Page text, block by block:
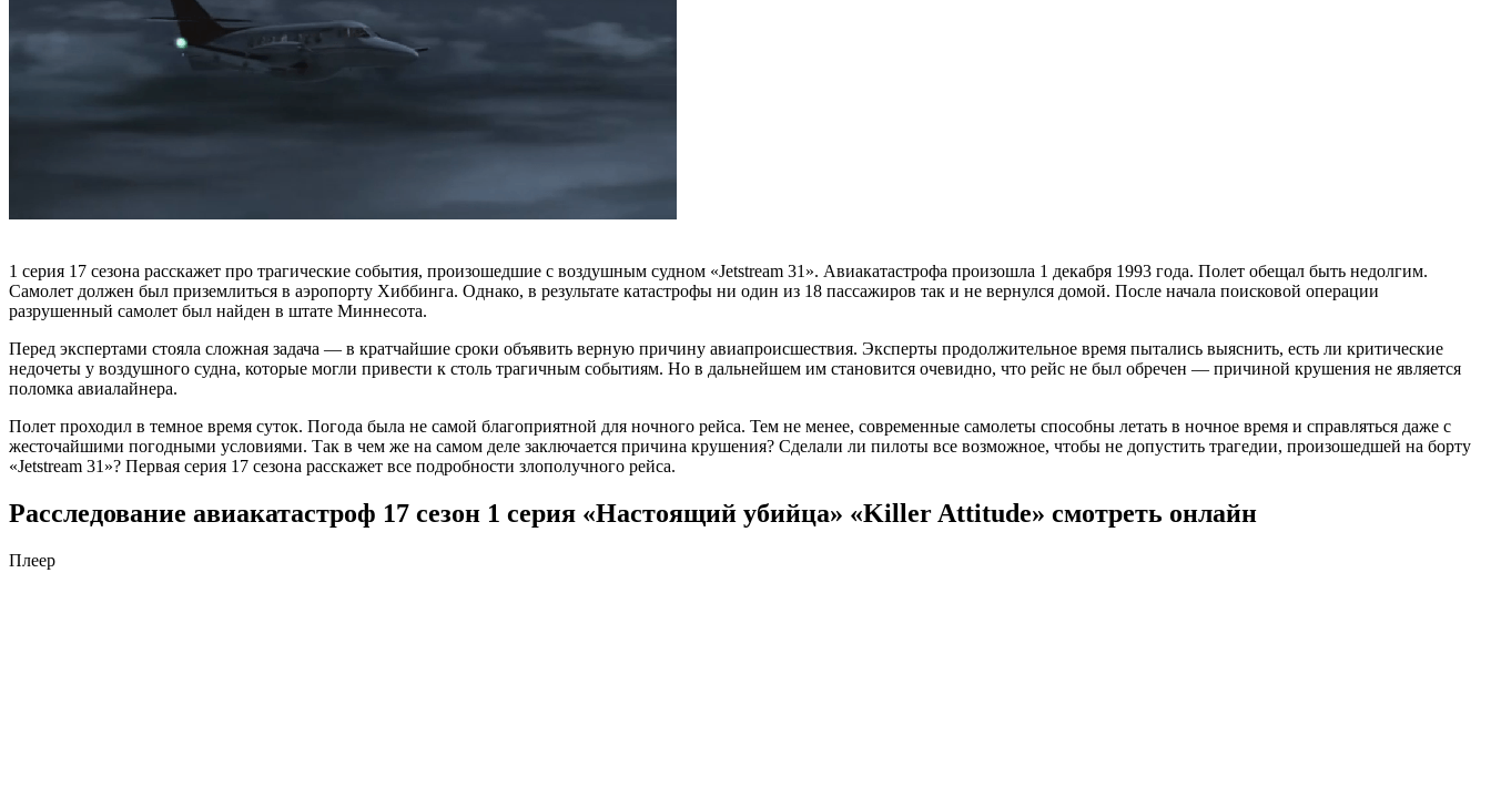
1 серия 17 сезона расскажет про трагические события, произошедшие с воздушным судном «Jetstream 31». Авиакатастрофа произошла 1 декабря 1993 года. Полет обещал быть недолгим.
Самолет должен был приземлиться в аэропорту Хиббинга. Однако, в результате катастрофы ни один из 18 пассажиров так и не вернулся домой. После начала поисковой операции
разрушенный самолет был найден в штате Миннесота.
Перед экспертами стояла сложная задача — в кратчайшие сроки объявить верную причину авиапроисшествия. Эксперты продолжительное время пытались выяснить, есть ли критические
недочеты у воздушного судна, которые могли привести к столь трагичным событиям. Но в дальнейшем им становится очевидно, что рейс не был обречен — причиной крушения не является
поломка авиалайнера.
Полет проходил в темное время суток. Погода была не самой благоприятной для ночного рейса. Тем не менее, современные самолеты способны летать в ночное время и справляться даже с
жесточайшими погодными условиями. Так в чем же на самом деле заключается причина крушения? Сделали ли пилоты все возможное, чтобы не допустить трагедии, произошедшей на борту
«Jetstream 31»? Первая серия 17 сезона расскажет все подробности злополучного рейса.
Расследование авиакатастроф 17 сезон 1 серия «Настоящий убийца» «Killer Attitude» смотреть онлайн
Плеер